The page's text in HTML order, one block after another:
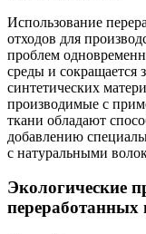
Использование
отходов для
проблем
среды и сокращается
синтетических
производимые с
ткани обладают
добавлению
с натуральными
Экологические
переработанных